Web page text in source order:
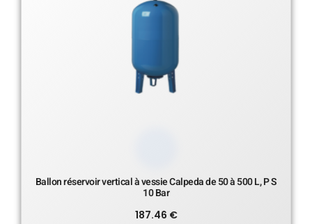
Ballon réservoir vertical à vessie Calpeda de 50 à 500 L, P S
10 Bar
187.46 €